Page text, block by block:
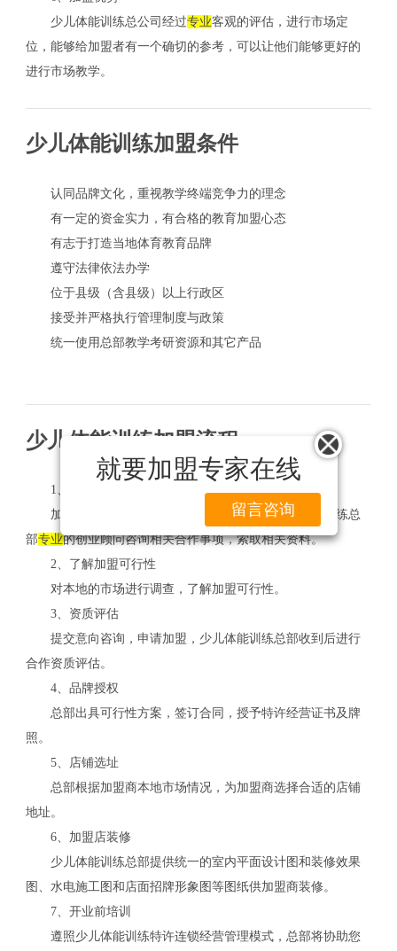
就要加盟专家在线
留言咨询
少儿体能训练总公司经过专业客观的评估，进行市场定
位，能够给加盟者有一个确切的参考，可以让他们能够更好的
进行市场教学。
少儿体能训练加盟条件
认同品牌文化，重视教学终端竞争力的理念
有一定的资金实力，有合格的教育加盟心态
有志于打造当地体育教育品牌
遵守法律依法办学
位于县级（含县级）以上行政区
接受并严格执行管理制度与政策
统一使用总部教学考研资源和其它产品
少儿体能训练加盟流程
1、加盟咨询
加盟者以电话、传真、网上留言等方式向少儿体能训练总
部专业的创业顾问咨询相关合作事项，索取相关资料。
2、了解加盟可行性
对本地的市场进行调查，了解加盟可行性。
3、资质评估
提交意向咨询，申请加盟，少儿体能训练总部收到后进行
合作资质评估。
4、品牌授权
总部出具可行性方案，签订合同，授予特许经营证书及牌
照。
5、店铺选址
总部根据加盟商本地市场情况，为加盟商选择合适的店铺
地址。
6、加盟店装修
少儿体能训练总部提供统一的室内平面设计图和装修效果
图、水电施工图和店面招牌形象图等图纸供加盟商装修。
7、开业前培训
遵照少儿体能训练特许连锁经营管理模式，总部将协助您